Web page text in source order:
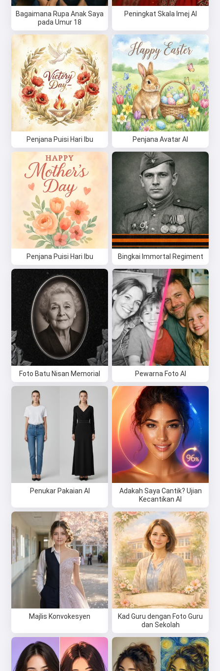
Bagaimana Rupa Anak Saya
pada Umur 18
Peningkat Skala Imej AI
Penjana Puisi Hari Ibu Penjana Avatar AI
Penjana Puisi Hari Ibu Bingkai Immortal Regiment
Foto Batu Nisan Memorial Pewarna Foto AI
Penukar Pakaian AI
Adakah Saya Cantik? Ujian
Kecantikan AI
Majlis Konvokesyen
Kad Guru dengan Foto Guru
dan Sekolah
Syarat Perkhidmatan
Dasar Privasi,
Dasar Bayaran Balik